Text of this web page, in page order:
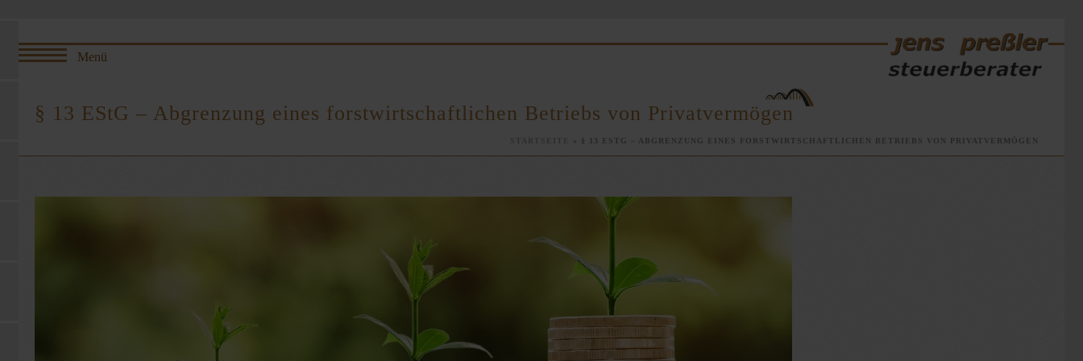
§ 13 EStG – Abgrenzung eines forstwirtschaftlichen Betriebs von Privatvermögen
» § 13 ESTG – ABGRENZUNG EINES FORSTWIRTSCHAFTLICHEN BETRIEBS VON PRIVATVERMÖGEN